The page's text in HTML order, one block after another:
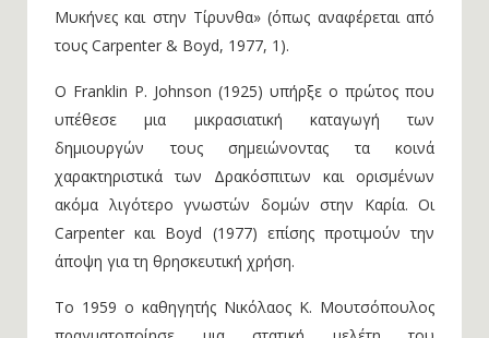
Μυκήνες και στην Τίρυνθα» (όπως αναφέρεται από
τους Carpenter & Boyd, 1977, 1).
Ο Franklin P. Johnson (1925) υπήρξε ο πρώτος που
υπέθεσε μια μικρασιατική καταγωγή των
δημιουργών τους σημειώνοντας τα κοινά
χαρακτηριστικά των Δρακόσπιτων και ορισμένων
ακόμα λιγότερο γνωστών δομών στην Καρία. Οι
Carpenter και Boyd (1977) επίσης προτιμούν την
άποψη για τη θρησκευτική χρήση.
Το 1959 ο καθηγητής Νικόλαος Κ. Μουτσόπουλος